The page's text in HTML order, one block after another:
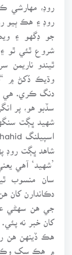
روڊ ۽ هڪ ٻيو
جو ڊگهو ۽
ٿيندو ناريمن
وڌيڪ ڏکڻ ۾
دنگ ڪري. هي
سڏبو هو، پر
شهيد ڀڳت
شاهد ڀڳت روڊ
’شهيد‘ آهي
سان منسوب
دڪاندارن کان
جي هن سهڻي
کان خبر نه پئي.
هڪ ڏينهن هن
۾ هڪ سک